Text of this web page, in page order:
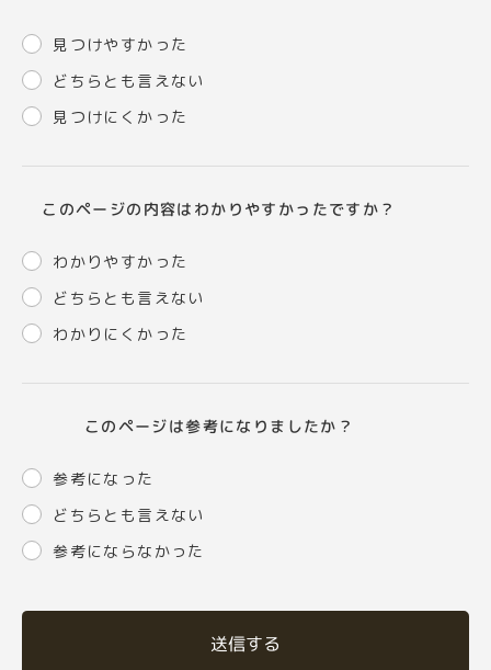
見つけやすかった
どちらとも言えない
見つけにくかった
このページの内容はわかりやすかったですか？
わかりやすかった
どちらとも言えない
わかりにくかった
このページは参考になりましたか？
参考になった
どちらとも言えない
参考にならなかった
送信する